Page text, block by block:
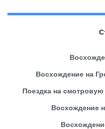
Восхождение на
Поездка на
Восхождение